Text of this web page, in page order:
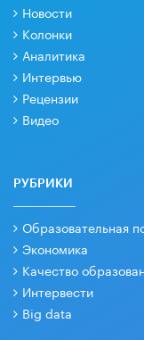
Новости
Колонки
Аналитика
Интервью
Рецензии
Видео
РУБРИКИ
Образовательная
Экономика
Качество
Интервести
Big data